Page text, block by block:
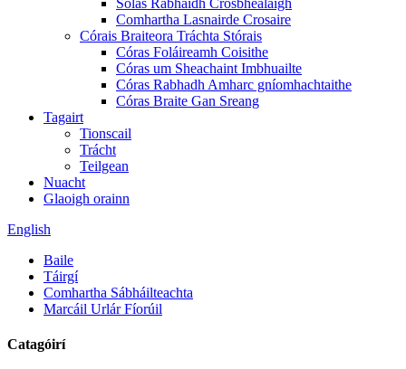
Solas Rabhaidh Crosbhealaigh
Comhartha Lasnairde Crosaire
Córais Braiteora Tráchta Stórais
Córas Foláireamh Coisithe
Córas um Sheachaint Imbhuailte
Córas Rabhadh Amharc gníomhachtaithe
Córas Braite Gan Sreang
Tagairt
Tionscail
Trácht
Teilgean
Nuacht
Glaoigh orainn
English
Baile
Táirgí
Comhartha Sábháilteachta
Marcáil Urlár Fíorúil
Catagóirí